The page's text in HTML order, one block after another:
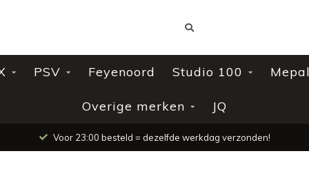
PSV Feyenoord Studio 100
Overige merken JQ
Voor 23:00 besteld = dezelfde werkdag verzonden!